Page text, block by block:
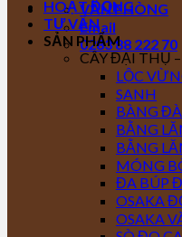
VĂN PHÒNG
Email
0283 88 222 70
HOẠT ĐỘNG
TƯ VẤN
SẢN PHẨM
CÂY ĐẠI THỤ
LỘC
SANH
BÀNG
BẰNG
BẰNG
MÓNG
ĐA BÚP
OSAKA
OSAKA